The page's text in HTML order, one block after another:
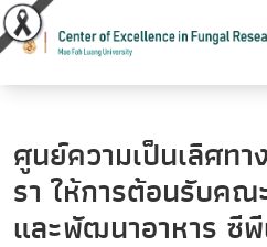
ศูนย์ความเป็นเลิศทา
รา ให้การต้อนรับค
และพัฒนาอาหาร ซีพี